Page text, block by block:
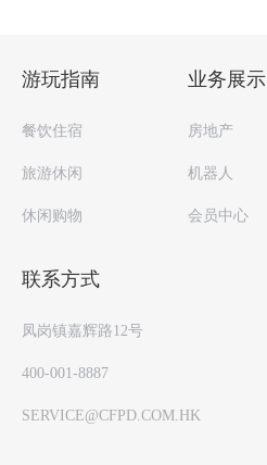
游玩指南
餐饮住宿
旅游休闲
休闲购物
房地产
机器人
会员中心
业务展示
联系方式
凤岗镇嘉辉路12号
400-001-8887
SERVICE@CFPD.COM.HK